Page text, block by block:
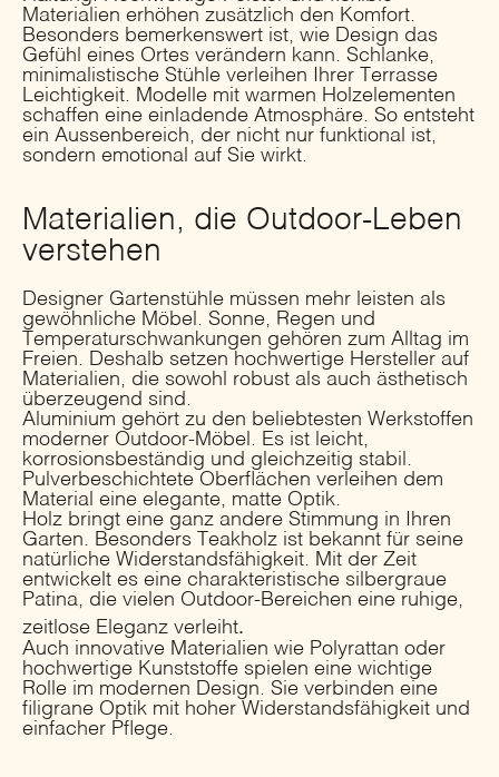
Materialien erhöhen zusätzlich den Komfort.
Besonders bemerkenswert ist, wie Design das
Gefühl eines Ortes verändern kann. Schlanke,
minimalistische Stühle verleihen Ihrer Terrasse
Leichtigkeit. Modelle mit warmen Holzelementen
schaffen eine einladende Atmosphäre. So entsteht
ein Aussenbereich, der nicht nur funktional ist,
sondern emotional auf Sie wirkt.
Materialien, die Outdoor-Leben
verstehen
Designer Gartenstühle müssen mehr leisten als
gewöhnliche Möbel. Sonne, Regen und
Temperaturschwankungen gehören zum Alltag im
Freien. Deshalb setzen hochwertige Hersteller auf
Materialien, die sowohl robust als auch ästhetisch
überzeugend sind.
Aluminium gehört zu den beliebtesten Werkstoffen
moderner Outdoor-Möbel. Es ist leicht,
korrosionsbeständig und gleichzeitig stabil.
Pulverbeschichtete Oberflächen verleihen dem
Material eine elegante, matte Optik.
Holz bringt eine ganz andere Stimmung in Ihren
Garten. Besonders Teakholz ist bekannt für seine
natürliche Widerstandsfähigkeit. Mit der Zeit
entwickelt es eine charakteristische silbergraue
Patina, die vielen Outdoor-Bereichen eine ruhige,
zeitlose Eleganz verleiht.
Auch innovative Materialien wie Polyrattan oder
hochwertige Kunststoffe spielen eine wichtige
Rolle im modernen Design. Sie verbinden eine
filigrane Optik mit hoher Widerstandsfähigkeit und
einfacher Pflege.